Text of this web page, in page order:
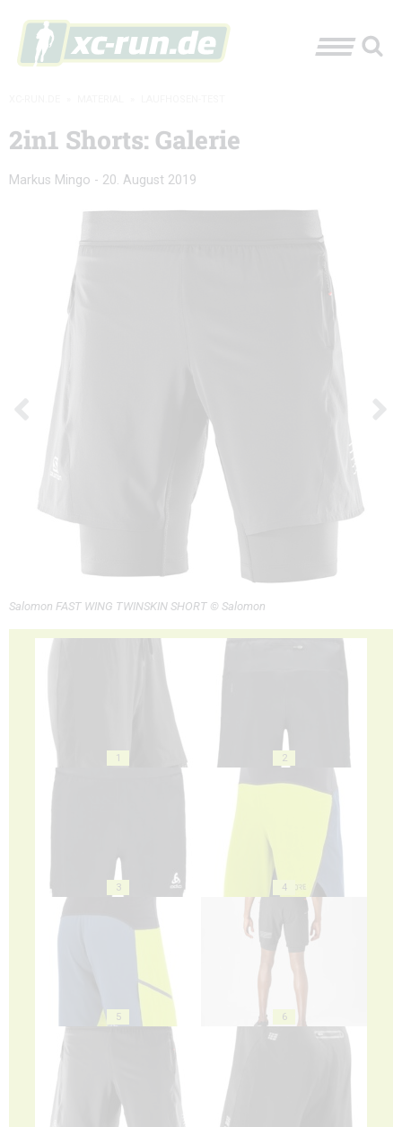
2in1 Shorts: Galerie
Markus Mingo - 20. August 2019
Salomon FAST WING TWINSKIN SHORT © Salomon
1 2
3 4
5 6